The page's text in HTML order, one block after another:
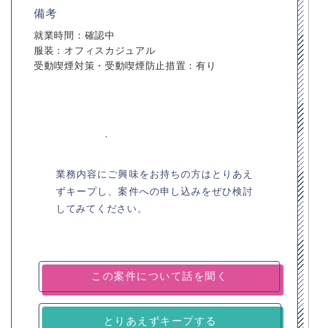
備考
就業時間：確認中
服装：オフィスカジュアル
受動喫煙対策・受動喫煙防止措置：有り
業務内容にご興味をお持ちの方はとりあえ
ずキープし、案件への申し込みをぜひ検討
してみてください。
とりあえずキープする